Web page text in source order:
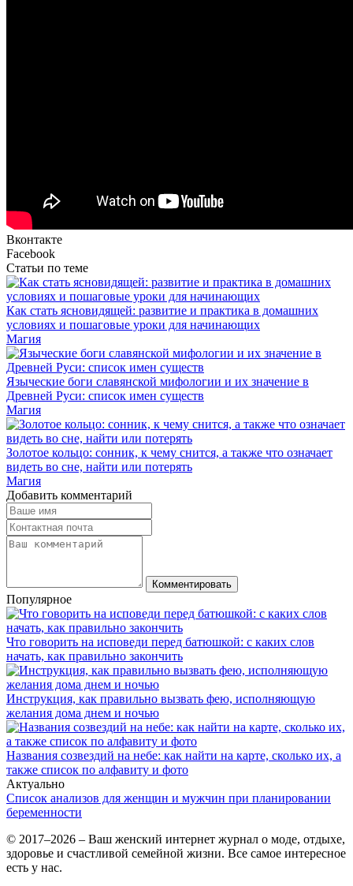
Вконтакте
Facebook
Статьи по теме
Как стать ясновидящей: развитие и практика в домашних
условиях и пошаговые уроки для начинающих
Магия
Языческие боги славянской мифологии и их значение в
Древней Руси: список имен существ
Магия
Золотое кольцо: сонник, к чему снится, а также что означает
видеть во сне, найти или потерять
Магия
Добавить комментарий
Комментировать
Популярное
Что говорить на исповеди перед батюшкой: с каких слов
начать, как правильно закончить
Инструкция, как правильно вызвать фею, исполняющую
желания дома днем и ночью
Названия созвездий на небе: как найти на карте, сколько их, а
также список по алфавиту и фото
Актуально
Список анализов для женщин и мужчин при планировании
беременности
© 2017–2026 – Ваш женский интернет журнал о моде, отдыхе,
здоровье и счастливой семейной жизни. Все самое интересное
есть у нас.